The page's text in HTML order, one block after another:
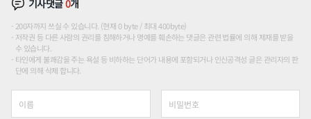
기사댓글0개
200자까지 쓰실 수 있습니다. (현재 0 byte / 최대 400byte)
저작권 등 다른 사람의 권리를 침해하거나 명예를 훼손하는 댓글은 관련 법률에 의해 제재를 받을
수 있습니다.
타인에게 불쾌감을 주는 욕설 등 비하하는 단어가 내용에 포함되거나 인신공격성 글은 관리자의 판
단에 의해 삭제 합니다.